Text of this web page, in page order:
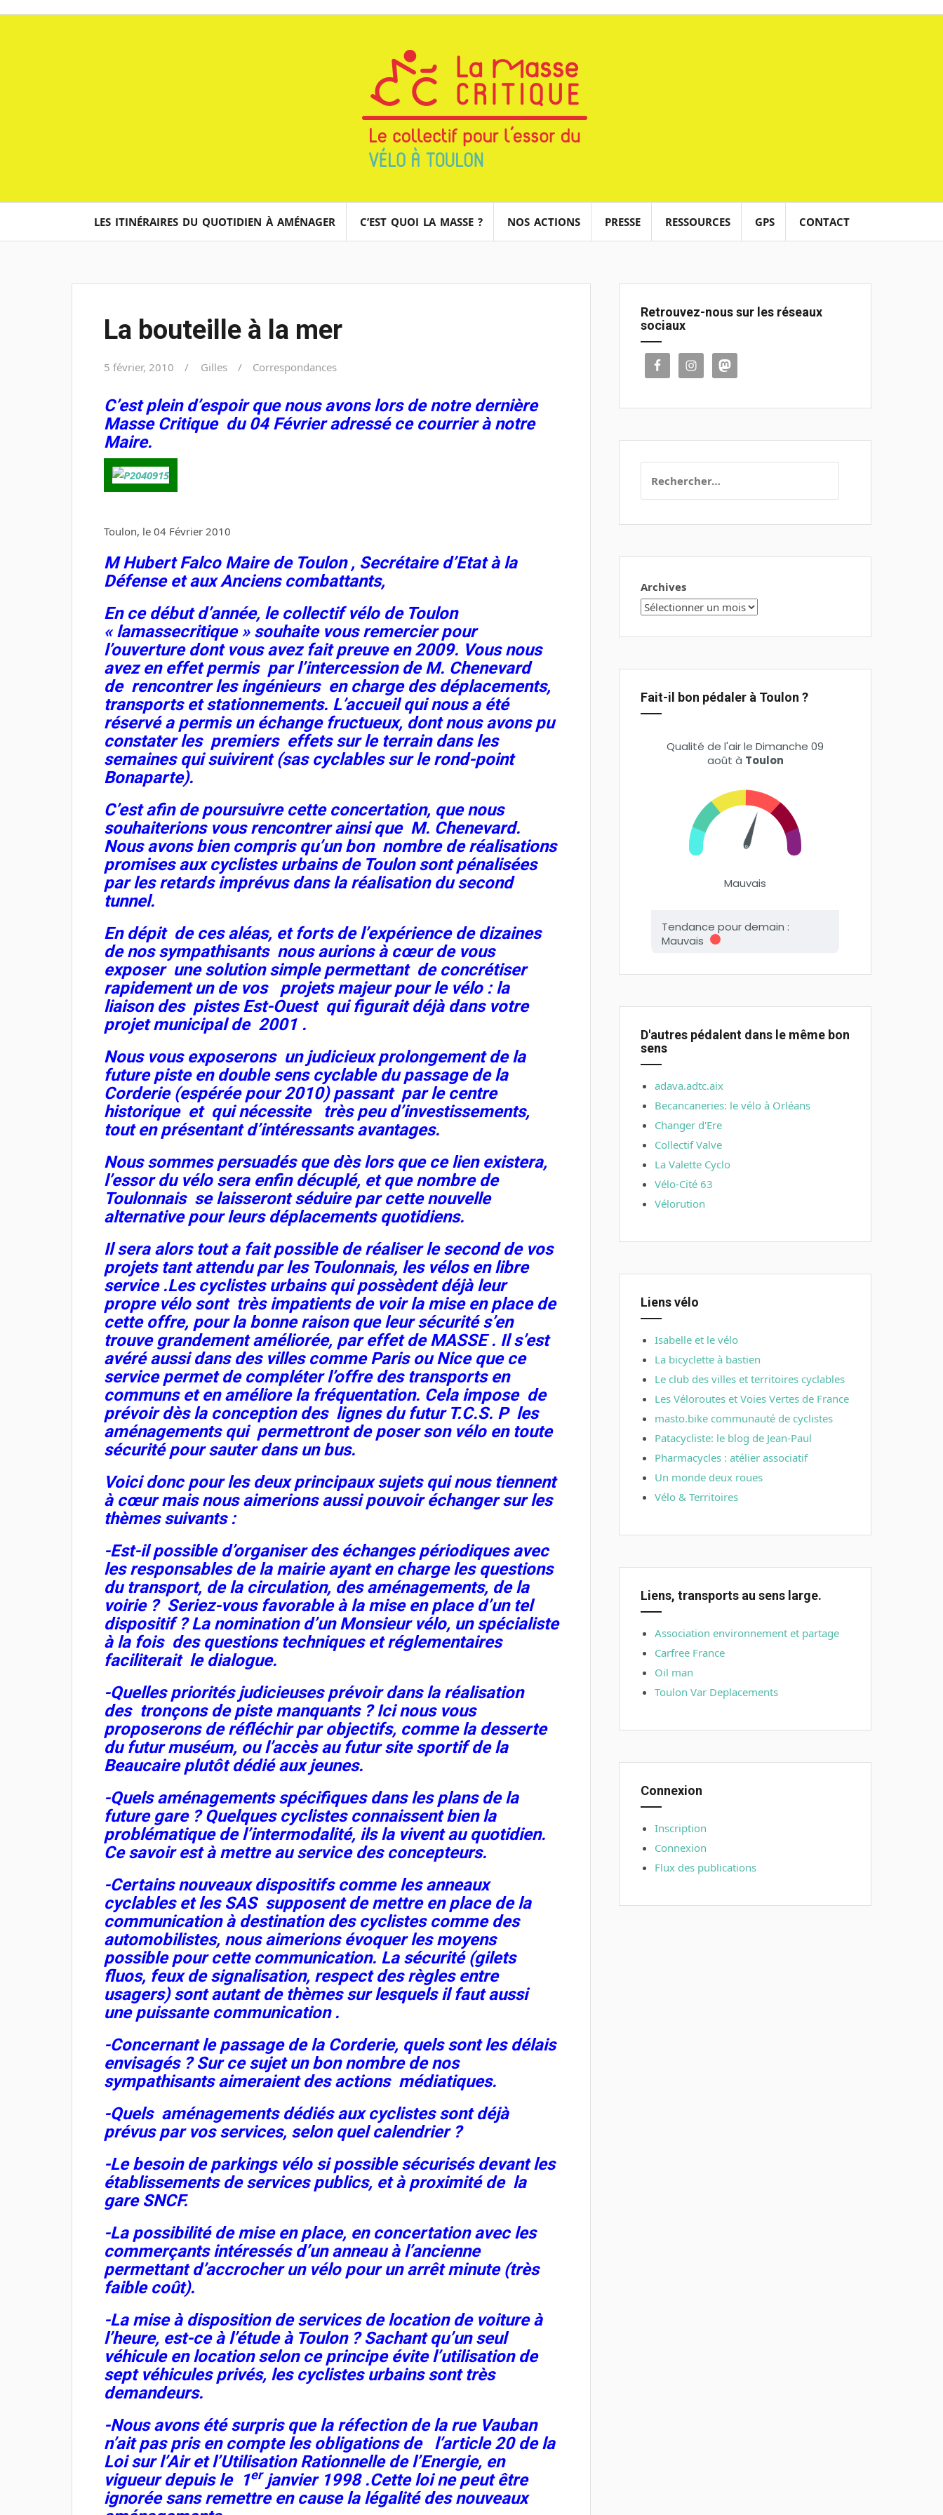
LES ITINÉRAIRES DU QUOTIDIEN À AMÉNAGER C’EST QUOI LA MASSE ? NOS ACTIONS PRESSE RESSOURCES GPS CONTACT
La bouteille à la mer
5 février, 2010 Gilles Correspondances
C’est plein d’espoir que nous avons lors de notre dernière
Masse Critique du 04 Février adressé ce courrier à notre
Maire.
Toulon, le 04 Février 2010
M Hubert Falco Maire de Toulon , Secrétaire d’Etat à la
Défense et aux Anciens combattants,
En ce début d’année, le collectif vélo de Toulon
« lamassecritique » souhaite vous remercier pour
l’ouverture dont vous avez fait preuve en 2009. Vous nous
avez en effet permis par l’intercession de M. Chenevard
de rencontrer les ingénieurs en charge des déplacements,
transports et stationnements. L’accueil qui nous a été
réservé a permis un échange fructueux, dont nous avons pu
constater les premiers effets sur le terrain dans les
semaines qui suivirent (sas cyclables sur le rond-point
Bonaparte).
C’est afin de poursuivre cette concertation, que nous
souhaiterions vous rencontrer ainsi que M. Chenevard.
Nous avons bien compris qu’un bon nombre de réalisations
promises aux cyclistes urbains de Toulon sont pénalisées
par les retards imprévus dans la réalisation du second
tunnel.
En dépit de ces aléas, et forts de l’expérience de dizaines
de nos sympathisants nous aurions à cœur de vous
exposer une solution simple permettant de concrétiser
rapidement un de vos projets majeur pour le vélo : la
liaison des pistes Est-Ouest qui figurait déjà dans votre
projet municipal de 2001 .
Nous vous exposerons un judicieux prolongement de la
future piste en double sens cyclable du passage de la
Corderie (espérée pour 2010) passant par le centre
historique et qui nécessite très peu d’investissements,
tout en présentant d’intéressants avantages.
Nous sommes persuadés que dès lors que ce lien existera,
l’essor du vélo sera enfin décuplé, et que nombre de
Toulonnais se laisseront séduire par cette nouvelle
alternative pour leurs déplacements quotidiens.
Il sera alors tout a fait possible de réaliser le second de vos
projets tant attendu par les Toulonnais, les vélos en libre
service .Les cyclistes urbains qui possèdent déjà leur
propre vélo sont très impatients de voir la mise en place de
cette offre, pour la bonne raison que leur sécurité s’en
trouve grandement améliorée, par effet de MASSE . Il s’est
avéré aussi dans des villes comme Paris ou Nice que ce
service permet de compléter l’offre des transports en
communs et en améliore la fréquentation. Cela impose de
prévoir dès la conception des lignes du futur T.C.S. P les
aménagements qui permettront de poser son vélo en toute
sécurité pour sauter dans un bus.
Voici donc pour les deux principaux sujets qui nous tiennent
à cœur mais nous aimerions aussi pouvoir échanger sur les
thèmes suivants :
-Est-il possible d’organiser des échanges périodiques avec
les responsables de la mairie ayant en charge les questions
du transport, de la circulation, des aménagements, de la
voirie ? Seriez-vous favorable à la mise en place d’un tel
dispositif ? La nomination d’un Monsieur vélo, un spécialiste
à la fois des questions techniques et réglementaires
faciliterait le dialogue.
-Quelles priorités judicieuses prévoir dans la réalisation
des tronçons de piste manquants ? Ici nous vous
proposerons de réfléchir par objectifs, comme la desserte
du futur muséum, ou l’accès au futur site sportif de la
Beaucaire plutôt dédié aux jeunes.
-Quels aménagements spécifiques dans les plans de la
future gare ? Quelques cyclistes connaissent bien la
problématique de l’intermodalité, ils la vivent au quotidien.
Ce savoir est à mettre au service des concepteurs.
-Certains nouveaux dispositifs comme les anneaux
cyclables et les SAS supposent de mettre en place de la
communication à destination des cyclistes comme des
automobilistes, nous aimerions évoquer les moyens
possible pour cette communication. La sécurité (gilets
fluos, feux de signalisation, respect des règles entre
usagers) sont autant de thèmes sur lesquels il faut aussi
une puissante communication .
-Concernant le passage de la Corderie, quels sont les délais
envisagés ? Sur ce sujet un bon nombre de nos
sympathisants aimeraient des actions médiatiques.
-Quels aménagements dédiés aux cyclistes sont déjà
prévus par vos services, selon quel calendrier ?
-Le besoin de parkings vélo si possible sécurisés devant les
établissements de services publics, et à proximité de la
gare SNCF.
-La possibilité de mise en place, en concertation avec les
commerçants intéressés d’un anneau à l’ancienne
permettant d’accrocher un vélo pour un arrêt minute (très
faible coût).
-La mise à disposition de services de location de voiture à
l’heure, est-ce à l’étude à Toulon ? Sachant qu’un seul
véhicule en location selon ce principe évite l’utilisation de
sept véhicules privés, les cyclistes urbains sont très
demandeurs.
-Nous avons été surpris que la réfection de la rue Vauban
n’ait pas pris en compte les obligations de l’article 20 de la
Loi sur l’Air et l’Utilisation Rationnelle de l’Energie, en
vigueur depuis le 1erjanvier 1998 .Cette loi ne peut être
ignorée sans remettre en cause la légalité des nouveaux
Retrouvez-nous sur les réseaux
sociaux
Archives
Fait-il bon pédaler à Toulon ?
D'autres pédalent dans le même bon
sens
adava.adtc.aix
Becancaneries: le vélo à Orléans
Changer d'Ere
Collectif Valve
La Valette Cyclo
Vélo-Cité 63
Vélorution
Liens vélo
Isabelle et le vélo
La bicyclette à bastien
Le club des villes et territoires cyclables
Les Véloroutes et Voies Vertes de France
masto.bike communauté de cyclistes
Patacycliste: le blog de Jean-Paul
Pharmacycles : atélier associatif
Un monde deux roues
Vélo & Territoires
Liens, transports au sens large.
Association environnement et partage
Carfree France
Oil man
Toulon Var Deplacements
Connexion
Inscription
Connexion
Flux des publications